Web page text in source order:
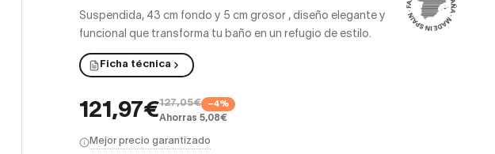
Suspendida, 43 cm fondo y 5 cm grosor , diseño elegante y
funcional que transforma tu baño en un refugio de estilo.
Ficha técnica
121,97€127,05€ −4%
Ahorras 5,08€
Mejor precio garantizado